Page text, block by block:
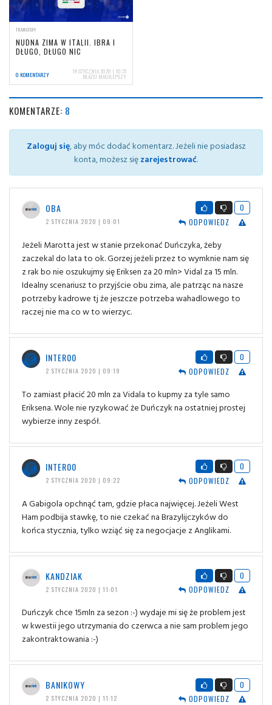
TRANSFERY
NUDNA ZIMA W ITALII. IBRA I
DŁUGO, DŁUGO NIC
0 KOMENTARZY 14 STYCZNIA 2020 | 10:37
BŁAŻEJ MAŁOLEPSZY
KOMENTARZE: 8
Zaloguj się, aby móc dodać komentarz. Jeżeli nie posiadasz
konta, możesz sięzarejestrować.
OBA
2 STYCZNIA 2020 | 09:01
0
ODPOWIEDZ
Jeżeli Marotta jest w stanie przekonać Duńczyka, żeby
zaczekal do lata to ok. Gorzej jeżeli przez to wymknie nam się
z rak bo nie oszukujmy się Eriksen za 20 mln> Vidal za 15 mln.
Idealny scenariusz to przyjście obu zima, ale patrząc na nasze
potrzeby kadrowe tj że jeszcze potrzeba wahadlowego to
raczej nie ma co w to wierzyc.
INTER00
2 STYCZNIA 2020 | 09:19
0
ODPOWIEDZ
To zamiast płacić 20 mln za Vidala to kupmy za tyle samo
Eriksena. Wole nie ryzykować że Duńczyk na ostatniej prostej
wybierze inny zespół.
INTER00
2 STYCZNIA 2020 | 09:22
0
ODPOWIEDZ
A Gabigola opchnąć tam, gdzie płaca najwięcej. Jeżeli West
Ham podbija stawkę, to nie czekać na Brazylijczyków do
końca stycznia, tylko wziąć się za negocjacje z Anglikami.
KANDZIAK
2 STYCZNIA 2020 | 11:01
0
ODPOWIEDZ
Duńczyk chce 15mln za sezon :-) wydaje mi się że problem jest
w kwestii jego utrzymania do czerwca a nie sam problem jego
zakontraktowania :-)
BANIKOWY
2 STYCZNIA 2020 | 11:12
0
ODPOWIEDZ